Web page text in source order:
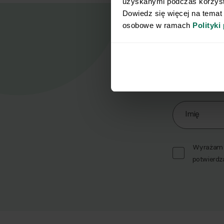
Dowiedz się więcej na
osobowe w ramach Polityki
Zapisz się
Imię